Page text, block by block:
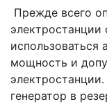
Прежде всего
электростанции
использоваться
мощность и
генератор в